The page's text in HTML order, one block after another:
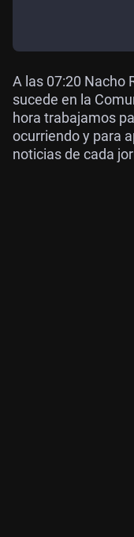
A las 07:20 Nacho
sucede en la
hora trabajamos
ocurriendo y para
noticias de cada